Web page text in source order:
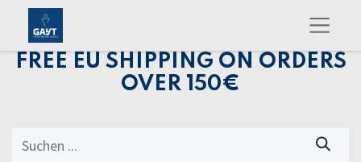
FREE EU SHIPPING ON ORDERS
OVER 150€